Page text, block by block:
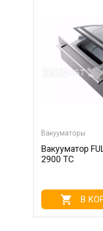
Вакууматоры
Вакууматор
2900 TC
В